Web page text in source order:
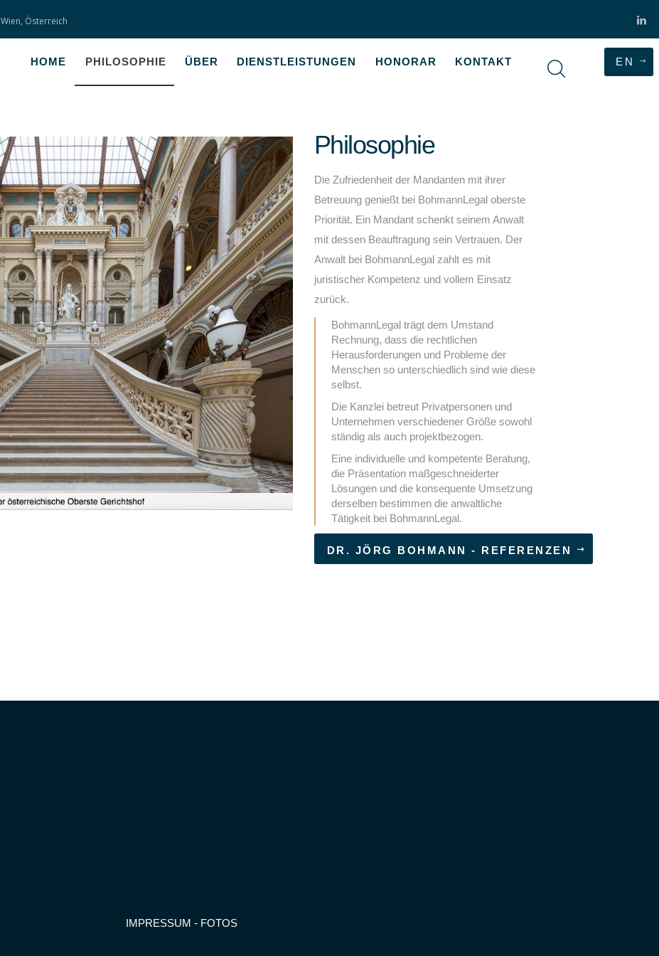
Wien, Österreich
HOME PHILOSOPHIE ÜBER DIENSTLEISTUNGEN HONORAR KONTAKT EN
PHILOSOPHIE
DIENSTLEISTUNGEN
HONORAR
KONTAKT
Philosophie
Die Zufriedenheit der Mandanten mit ihrer
Betreuung genießt bei BohmannLegal oberste
Priorität. Ein Mandant schenkt seinem Anwalt
mit dessen Beauftragung sein Vertrauen. Der
Anwalt bei BohmannLegal zahlt es mit
juristischer Kompetenz und vollem Einsatz
zurück.
BohmannLegal trägt dem Umstand
Rechnung, dass die rechtlichen
Herausforderungen und Probleme der
Menschen so unterschiedlich sind wie diese
selbst.
Die Kanzlei betreut Privatpersonen und
Unternehmen verschiedener Größe sowohl
ständig als auch projektbezogen.
Eine individuelle und kompetente Beratung,
die Präsentation maßgeschneiderter
Lösungen und die konsequente Umsetzung
derselben bestimmen die anwaltliche
Tätigkeit bei BohmannLegal.
DR. JÖRG BOHMANN - REFERENZEN
IMPRESSUM - FOTOS